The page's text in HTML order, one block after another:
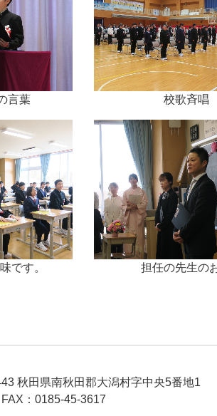
言葉 校歌斉唱
です。 担任の先生の
秋田県南秋田郡大潟村字中央5番地1
：0185-45-3617